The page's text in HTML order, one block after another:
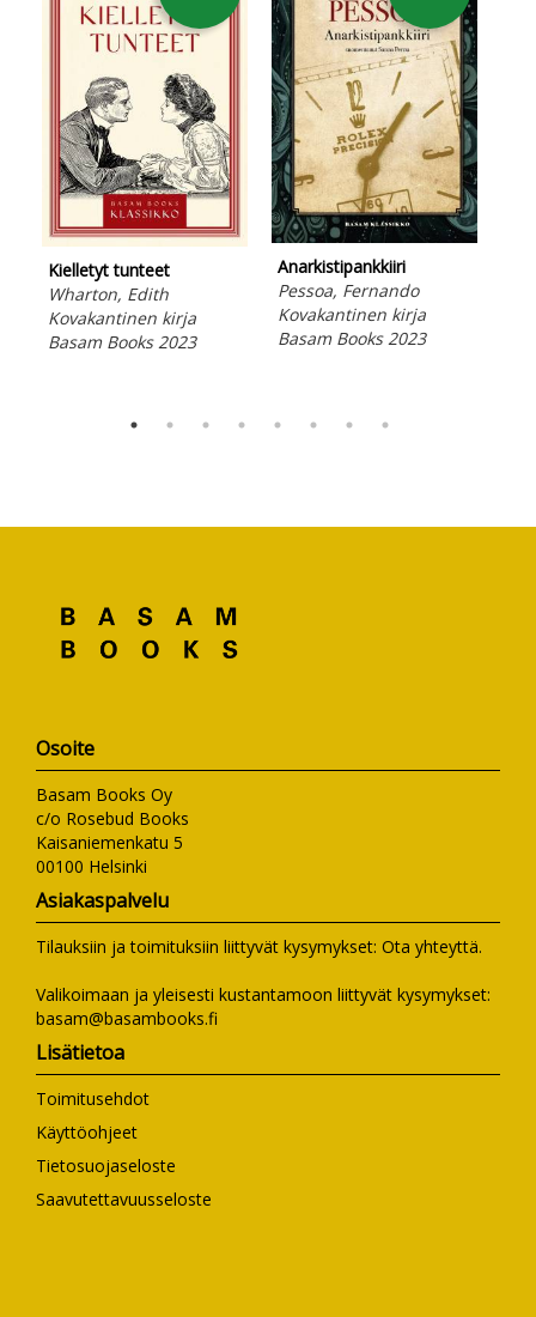
Kielletyt tunteet
Wharton, Edith
Kovakantinen kirja
Basam Books 2023
Anarkistipankkiiri
Pessoa, Fernando
Kovakantinen kirja
Basam Books 2023
Osoite
Basam Books Oy
c/o Rosebud Books
Kaisaniemenkatu 5
00100 Helsinki
Asiakaspalvelu
Tilauksiin ja toimituksiin liittyvät kysymykset: Ota yhteyttä.
Valikoimaan ja yleisesti kustantamoon liittyvät kysymykset:
basam@basambooks.fi
Lisätietoa
Toimitusehdot
Käyttöohjeet
Tietosuojaseloste
Saavutettavuusseloste